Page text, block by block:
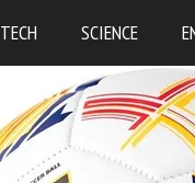
TECH SCIENCE